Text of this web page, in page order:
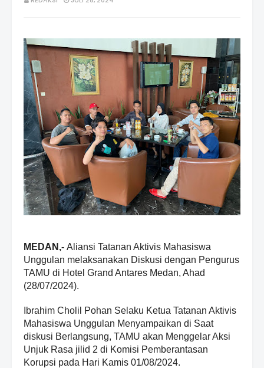
MEDAN,- Aliansi Tatanan Aktivis Mahasiswa
Unggulan melaksanakan Diskusi dengan Pengurus
TAMU di Hotel Grand Antares Medan, Ahad
(28/07/2024).
Ibrahim Cholil Pohan Selaku Ketua Tatanan Aktivis
Mahasiswa Unggulan Menyampaikan di Saat
diskusi Berlangsung, TAMU akan Menggelar Aksi
Unjuk Rasa jilid 2 di Komisi Pemberantasan
Korupsi pada Hari Kamis 01/08/2024.